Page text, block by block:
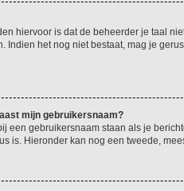
hiervoor is dat de beheerder je taal
Indien het nog niet bestaat, mag je
mijn gebruikersnaam?
een gebruikersnaam staan als je
is. Hieronder kan nog een tweede,